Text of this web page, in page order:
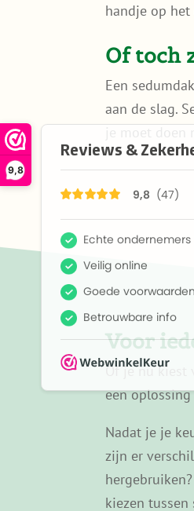
9,8
handje op het
Of toch
Een
aan de slag.
je moet
Voor
Of je nu kiest
een
Nadat je je
zijn er
kiezen